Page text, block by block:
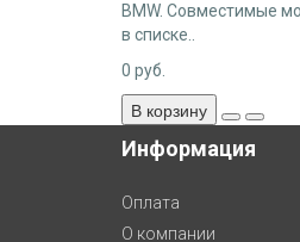
BMW. Совместимые
в списке..
0 руб.
В корзину
Информация
Оплата
О компании